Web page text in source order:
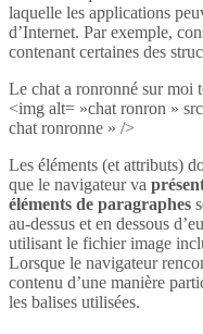
laquelle les applications
d’Internet. Par exemple,
contenant certaines des
Le chat a ronronné sur moi
<img alt= »chat ronron »
chat ronronne » />
Les éléments (et attributs)
que le navigateur va
éléments de paragraphes
au-dessus et en dessous
utilisant le fichier image
Lorsque le navigateur
contenu d’une manière
les balises utilisées.